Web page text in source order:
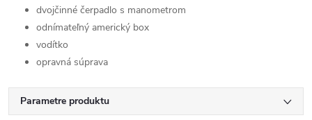
dvojčinné čerpadlo s manometrom
odnímateľný americký box
vodítko
opravná súprava
Parametre produktu